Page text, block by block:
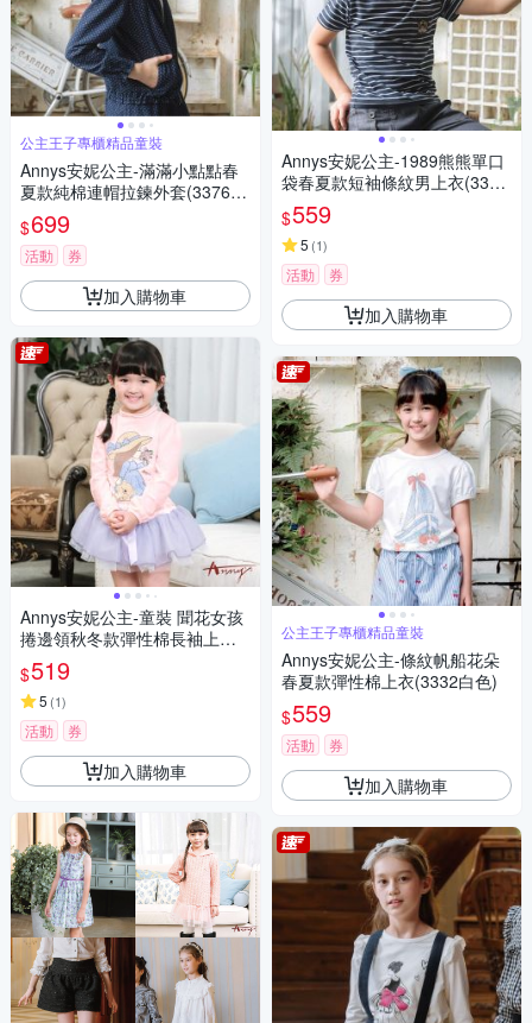
公主王子專櫃精品童裝
Annys安妮公主-滿滿小點點春
夏款純棉連帽拉鍊外套(3376藍
色)
$699
活動 券
加入購物車
Annys安妮公主-童裝 聞花女孩
捲邊領秋冬款彈性棉長袖上衣*
2418粉紅
$519
5 (1)
活動 券
加入購物車
Annys安妮公主-1989熊熊單口
袋春夏款短袖條紋男上衣(3386
藍色)
$559
5 (1)
活動 券
加入購物車
公主王子專櫃精品童裝
Annys安妮公主-條紋帆船花朵
春夏款彈性棉上衣(3332白色)
$559
活動 券
加入購物車